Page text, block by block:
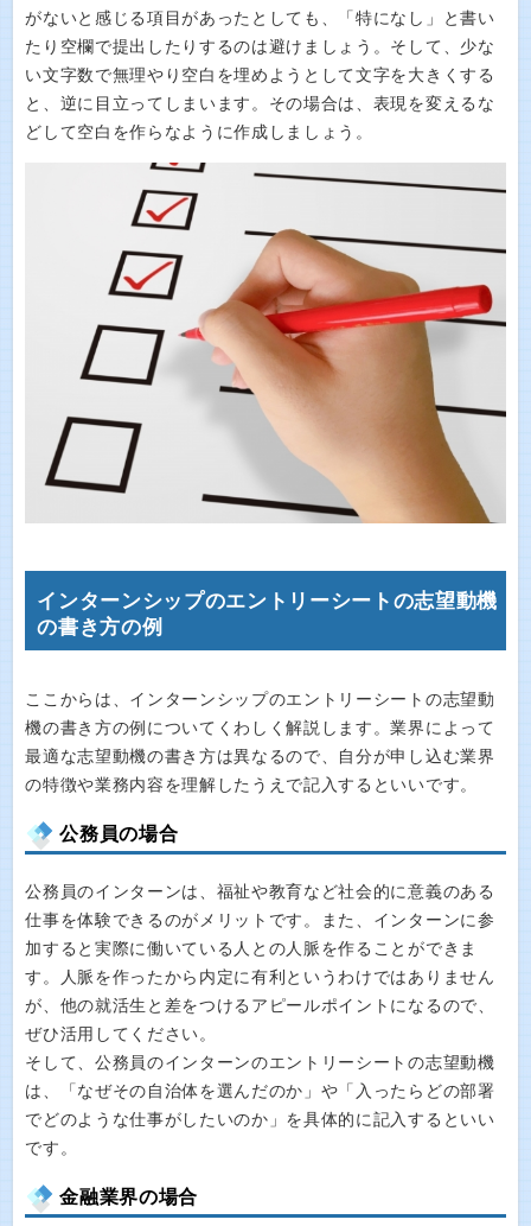
がないと感じる項目があったとしても、「特になし」と書い
たり空欄で提出したりするのは避けましょう。そして、少な
い文字数で無理やり空白を埋めようとして文字を大きくする
と、逆に目立ってしまいます。その場合は、表現を変えるな
どして空白を作らなように作成しましょう。
インターンシップのエントリーシートの志望動機
の書き方の例
ここからは、インターンシップのエントリーシートの志望動
機の書き方の例についてくわしく解説します。業界によって
最適な志望動機の書き方は異なるので、自分が申し込む業界
の特徴や業務内容を理解したうえで記入するといいです。
公務員の場合
公務員のインターンは、福祉や教育など社会的に意義のある
仕事を体験できるのがメリットです。また、インターンに参
加すると実際に働いている人との人脈を作ることができま
す。人脈を作ったから内定に有利というわけではありません
が、他の就活生と差をつけるアピールポイントになるので、
ぜひ活用してください。
そして、公務員のインターンのエントリーシートの志望動機
は、「なぜその自治体を選んだのか」や「入ったらどの部署
でどのような仕事がしたいのか」を具体的に記入するといい
です。
金融業界の場合